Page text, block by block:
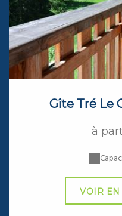
Gîte Tré Le
à
VOIR